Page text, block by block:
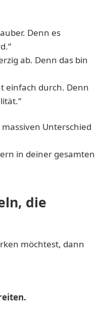
Denn es
ab. Denn das bin
einfach durch. Denn
Unterschied
in deiner gesamten
die
möchtest, dann